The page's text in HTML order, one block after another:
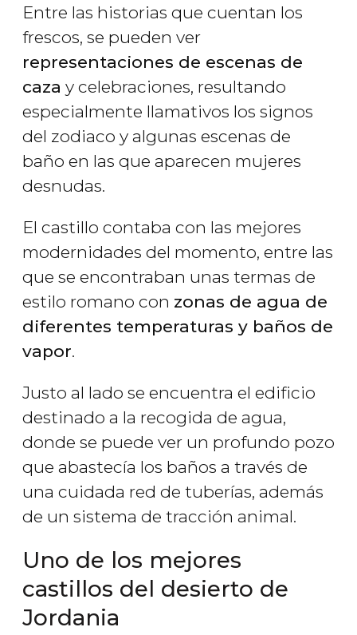
Entre las historias que cuentan los
frescos, se pueden ver
representaciones de escenas de
caza y celebraciones, resultando
especialmente llamativos los signos
del zodiaco y algunas escenas de
baño en las que aparecen mujeres
desnudas.
El castillo contaba con las mejores
modernidades del momento, entre las
que se encontraban unas termas de
estilo romano con zonas de agua de
diferentes temperaturas y baños de
vapor.
Justo al lado se encuentra el edificio
destinado a la recogida de agua,
donde se puede ver un profundo pozo
que abastecía los baños a través de
una cuidada red de tuberías, además
de un sistema de tracción animal.
Uno de los mejores
castillos del desierto de
Jordania